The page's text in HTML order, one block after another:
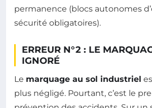
permanence (blocs autonomes
sécurité obligatoires).
ERREUR N°2 : LE
IGNORÉ
Le marquage au sol industriel
plus négligé. Pourtant, c’est le